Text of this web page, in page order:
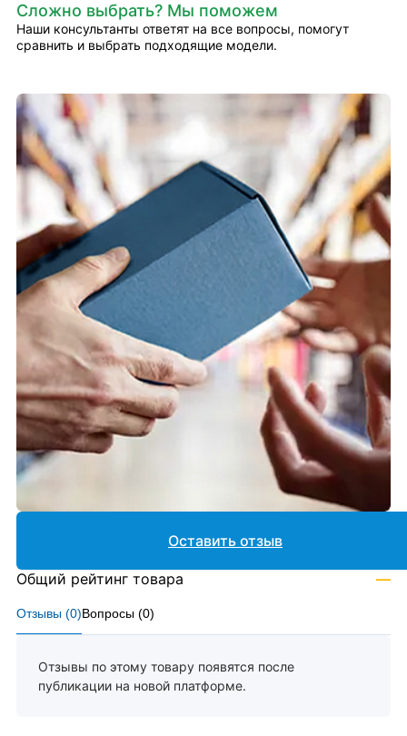
Сложно выбрать? Мы поможем
Наши консультанты ответят на все вопросы, помогут
сравнить и выбрать подходящие модели.
Отзывы (0)Вопросы (0)
Отзывы по этому товару появятся после
публикации на новой платформе.
Оставить отзыв
Общий рейтинг товара —